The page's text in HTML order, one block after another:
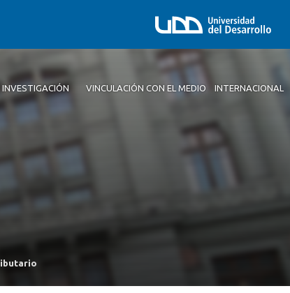
INVESTIGACIÓN VINCULACIÓN CON EL MEDIO INTERNACIONAL